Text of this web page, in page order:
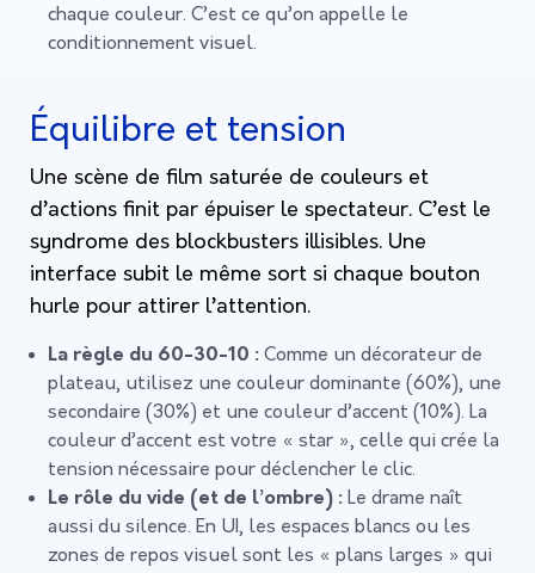
chaque couleur. C’est ce qu’on appelle le
conditionnement visuel.
Équilibre et tension
Une scène de film saturée de couleurs et
d’actions finit par épuiser le spectateur. C’est le
syndrome des blockbusters illisibles. Une
interface subit le même sort si chaque bouton
hurle pour attirer l’attention.
La règle du 60-30-10 : Comme un décorateur de
plateau, utilisez une couleur dominante (60%), une
secondaire (30%) et une couleur d’accent (10%). La
couleur d’accent est votre « star », celle qui crée la
tension nécessaire pour déclencher le clic.
Le rôle du vide (et de l’ombre) : Le drame naît
aussi du silence. En UI, les espaces blancs ou les
zones de repos visuel sont les « plans larges » qui